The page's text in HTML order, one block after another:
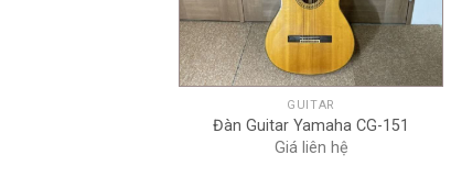
+
GUITAR
Đàn Guitar Yamaha CG-151
Giá liên hệ